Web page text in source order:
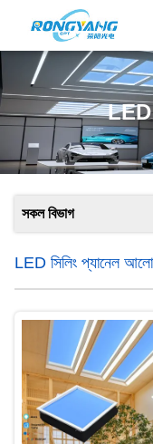
LED
সকল বিভাগ
LED সিলিং প্যানেল আলো